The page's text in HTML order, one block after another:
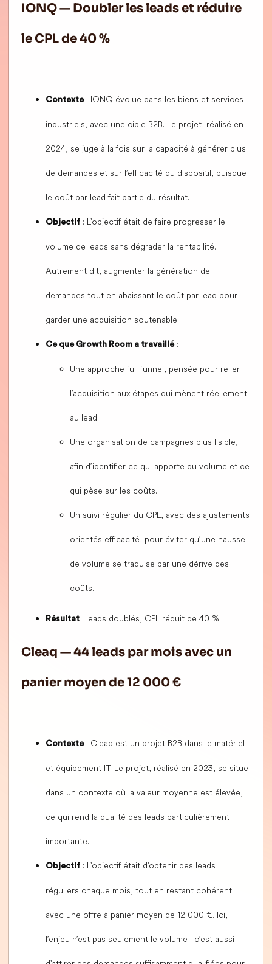
IONQ — Doubler les leads et réduire
le CPL de 40 %
Contexte: IONQ évolue dans les biens et services
industriels, avec une cible B2B. Le projet, réalisé en
2024, se juge à la fois sur la capacité à générer plus
de demandes et sur l’efficacité du dispositif, puisque
le coût par lead fait partie du résultat.
Objectif : L’objectif était de faire progresser le
volume de leads sans dégrader la rentabilité.
Autrement dit, augmenter la génération de
demandes tout en abaissant le coût par lead pour
garder une acquisition soutenable.
Ce que Growth Room a travaillé:
Une approche full funnel, pensée pour relier
l’acquisition aux étapes qui mènent réellement
au lead.
Une organisation de campagnes plus lisible,
afin d’identifier ce qui apporte du volume et ce
qui pèse sur les coûts.
Un suivi régulier du CPL, avec des ajustements
orientés efficacité, pour éviter qu’une hausse
de volume se traduise par une dérive des
coûts.
Résultat : leads doublés, CPL réduit de 40 %.
Cleaq — 44 leads par mois avec un
panier moyen de 12 000 €
Contexte: Cleaq est un projet B2B dans le matériel
et équipement IT. Le projet, réalisé en 2023, se situe
dans un contexte où la valeur moyenne est élevée,
ce qui rend la qualité des leads particulièrement
importante.
Objectif : L’objectif était d’obtenir des leads
réguliers chaque mois, tout en restant cohérent
avec une offre à panier moyen de 12 000 €. Ici,
l’enjeu n’est pas seulement le volume : c’est aussi